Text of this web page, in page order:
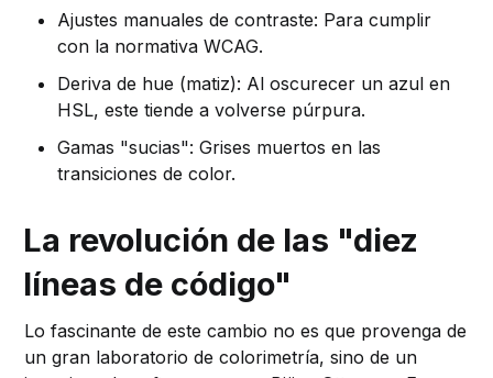
Ajustes manuales de contraste: Para cumplir
con la normativa WCAG.
Deriva de hue (matiz): Al oscurecer un azul en
HSL, este tiende a volverse púrpura.
Gamas "sucias": Grises muertos en las
transiciones de color.
La revolución de las "diez
líneas de código"
Lo fascinante de este cambio no es que provenga de
un gran laboratorio de colorimetría, sino de un